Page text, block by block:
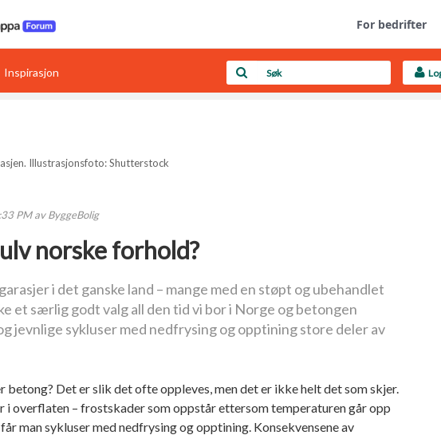
For bedrifter
Boligens papirer Last opp selv
Verdi & økonomi
dokumentasjon som mangler
i gang med Boligmappa
din bolig? Klikk her
Boligmappa+
Få mer ut av Boligmappa
Inspirasjon
Illustrasjonsfoto: Shutterstock
PMav ByggeBolig
norske forhold?
i det ganske land – mange med en støpt og ubehandlet
et særlig godt valg all den tid vi bor i Norge og betongen
jevnlige sykluser med nedfrysing og opptining store deler av
betong? Det er slik det ofte oppleves, men det er ikke helt det som skjer.
overflaten – frostskader som oppstår ettersom temperaturen går opp
man sykluser med nedfrysing og opptining. Konsekvensene av